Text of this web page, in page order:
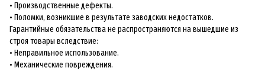
• Производственные дефекты.
• Поломки, возникшие в результате заводских недостатков.
Гарантийные обязательства не распространяются на вышедшие из
строя товары вследствие:
• Неправильное использование.
• Механические повреждения.